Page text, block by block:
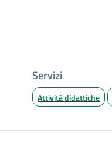
Servizi
Attività didattiche